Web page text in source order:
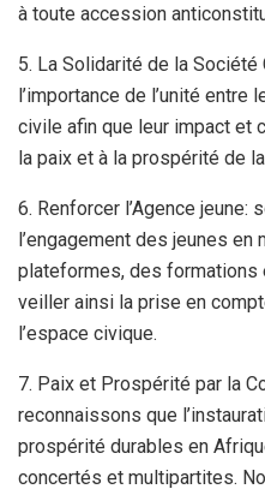
à toute accession
5. La Solidarité de la
l’importance de l’unité
civile afin que leur impact et
la paix et à la prospérité de
6. Renforcer l’Agence jeune:
l’engagement des jeunes
plateformes, des
veiller ainsi la prise en
l’espace civique.
7. Paix et Prospérité par la
reconnaissons que
prospérité durables en
concertés et multipartites.